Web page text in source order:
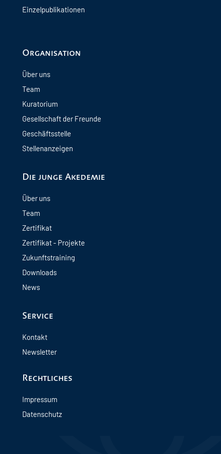
Einzelpublikationen
Organisation
Über uns
Team
Kuratorium
Gesellschaft der Freunde
Geschäftsstelle
Stellenanzeigen
Die junge Akedemie
Über uns
Team
Zertifikat
Zertifikat - Projekte
Zukunftstraining
Downloads
News
Service
Kontakt
Newsletter
Rechtliches
Impressum
Datenschutz